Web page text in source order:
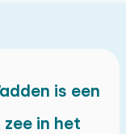
is een
in het